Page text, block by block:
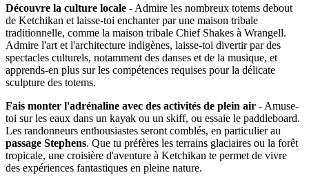
Découvre la culture locale - Admire les nombreux totems debout
de Ketchikan et laisse-toi enchanter par une maison tribale
traditionnelle, comme la maison tribale Chief Shakes à Wrangell.
Admire l'art et l'architecture indigènes, laisse-toi divertir par des
spectacles culturels, notamment des danses et de la musique, et
apprends-en plus sur les compétences requises pour la délicate
sculpture des totems.
Fais monter l'adrénaline avec des activités de plein air - Amuse-
toi sur les eaux dans un kayak ou un skiff, ou essaie le paddleboard.
Les randonneurs enthousiastes seront comblés, en particulier au
passage Stephens. Que tu préfères les terrains glaciaires ou la forêt
tropicale, une croisière d'aventure à Ketchikan te permet de vivre
des expériences fantastiques en pleine nature.